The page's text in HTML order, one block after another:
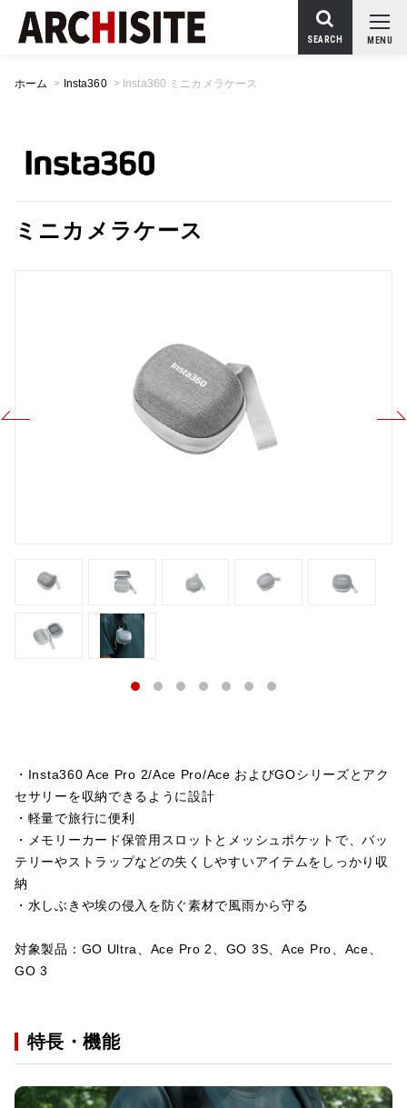
MENU
SEARCH
ホーム > Insta360 > Insta360 ミニカメラケース
ミニカメラケース
・Insta360 Ace Pro 2/Ace Pro/Ace およびGOシリーズとアク
セサリーを収納できるように設計
・軽量で旅行に便利
・メモリーカード保管用スロットとメッシュポケットで、バッ
テリーやストラップなどの失くしやすいアイテムをしっかり収
納
・水しぶきや埃の侵入を防ぐ素材で風雨から守る
対象製品：GO Ultra、Ace Pro 2、GO 3S、Ace Pro、Ace、
GO 3
特長・機能